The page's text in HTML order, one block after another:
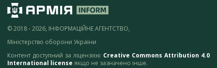
© 2018 - 2026, ІНФОРМАЦІЙНЕ АГЕНТСТВО,
Міністерство оборони України
Контент доступний за ліцензією Creative Commons Attribution 4.0
International license якщо не зазначено інше.